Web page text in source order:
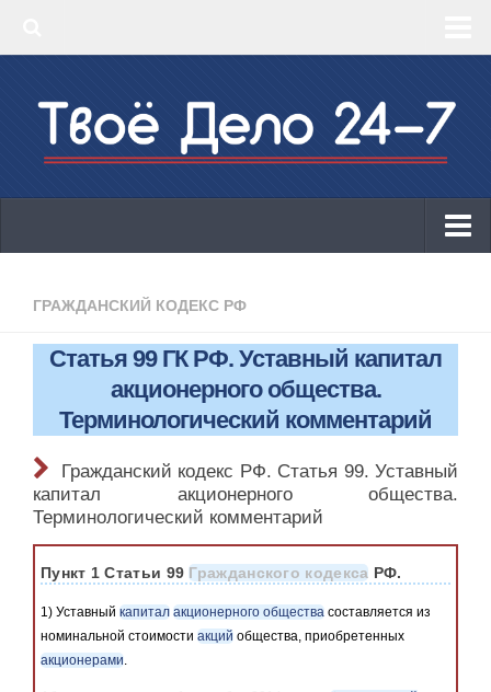
‣ КБК 2019
КБК 2019
ОКВЭД 2019
Онлайн-кассы 2019: 54-ФЗ!
Законодательство
ГРАЖДАНСКИЙ КОДЕКС РФ
Статья 99 ГК РФ. Уставный капитал
акционерного общества.
Терминологический комментарий
Гражданский кодекс РФ. Статья 99. Уставный
капитал акционерного общества.
Терминологический комментарий
Пункт 1 Статьи 99Гражданского кодекса РФ.
1) Уставный капитал акционерного общества составляется из
номинальной стоимости акций общества, приобретенных
акционерами.